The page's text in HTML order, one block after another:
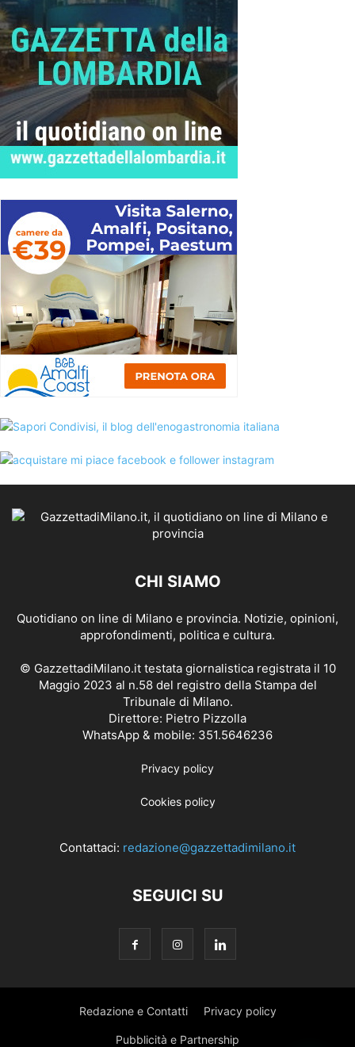
CHI SIAMO
Quotidiano on line di Milano e provincia. Notizie, opinioni,
approfondimenti, politica e cultura.
© GazzettadiMilano.it testata giornalistica registrata il 10
Maggio 2023 al n.58 del registro della Stampa del
Tribunale di Milano.
Direttore: Pietro Pizzolla
WhatsApp & mobile: 351.5646236
Privacy policy
Cookies policy
Contattaci: redazione@gazzettadimilano.it
SEGUICI SU
Redazione e Contatti Privacy policy
Pubblicità e Partnership